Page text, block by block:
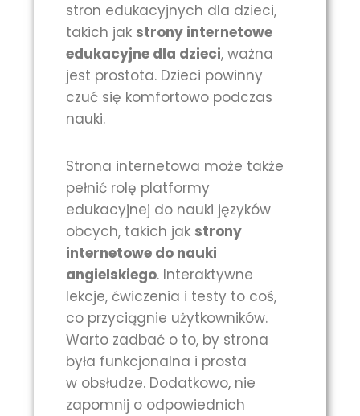
stron edukacyjnych dla dzieci,
takich jak strony internetowe
edukacyjne dla dzieci, ważna
jest prostota. Dzieci powinny
czuć się komfortowo podczas
nauki.
Strona internetowa może także
pełnić rolę platformy
edukacyjnej do nauki języków
obcych, takich jak strony
internetowe do nauki
angielskiego. Interaktywne
lekcje, ćwiczenia i testy to coś,
co przyciągnie użytkowników.
Warto zadbać o to, by strona
była funkcjonalna i prosta
w obsłudze. Dodatkowo, nie
zapomnij o odpowiednich